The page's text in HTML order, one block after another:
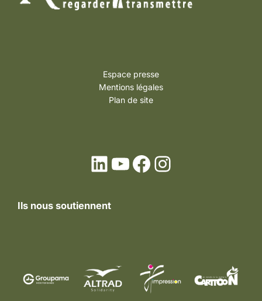
Espace presse
Mentions légales
Plan de site
LinkedIn
YouTube
Facebook
Instagram
Ils nous soutiennent